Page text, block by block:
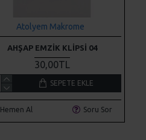
Atolyem Makrome
AHŞAP EMZIK KLIPSI 04
30,00TL
SEPETE EKLE
Hemen Al Soru Sor